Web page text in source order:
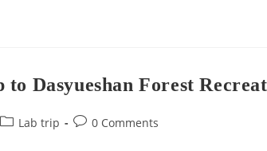
Dasyueshan Forest
Lab trip 0 Comments